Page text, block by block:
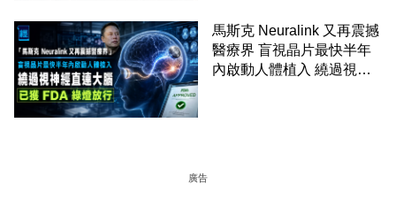
馬斯克 Neuralink 又再震撼
醫療界 盲視晶片最快半年
內啟動人體植入 繞過視神
廣告